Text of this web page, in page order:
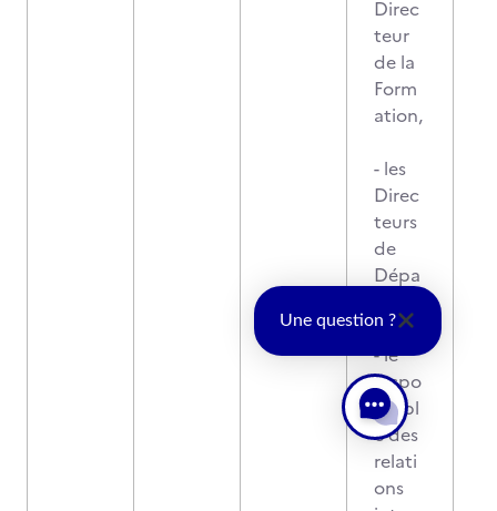
Direc
teur
de la
Form
ation,
- les
Direc
teurs
de
Dépa
nt
- le
respo
nsabl
e des
relati
ons
Une question ?